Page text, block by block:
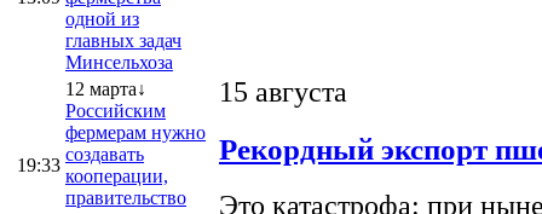
одной из
главных задач
Минсельхоза
19:33
12 марта↓
Российским
фермерам нужно
создавать
кооперации,
правительство
15 августа
Рекордный экспорт
Это катастрофа: при